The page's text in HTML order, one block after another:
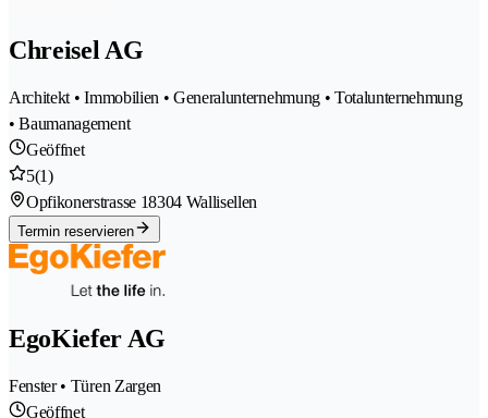
Chreisel AG
Architekt • Immobilien • Generalunternehmung • Totalunternehmung
• Baumanagement
Geöffnet
5(1)
Opfikonerstrasse 18304 Wallisellen
Termin reservieren
EgoKiefer AG
Fenster • Türen Zargen
Geöffnet